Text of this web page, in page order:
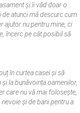
și îi văd doar o
de atunci mă descurc cum
ajutor nu pentru mine, ci
încerc pe cât posibil să
în curtea casei și să
la bunăvoința oamenilor,
care nu vă mai folosește,
și de bani pentru a